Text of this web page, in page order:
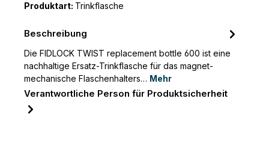
Produktart: Trinkflasche
Beschreibung
Die FIDLOCK TWIST replacement bottle 600 ist eine
nachhaltige Ersatz-Trinkflasche für das magnet-
mechanische Flaschenhalters… Mehr
Verantwortliche Person für Produktsicherheit